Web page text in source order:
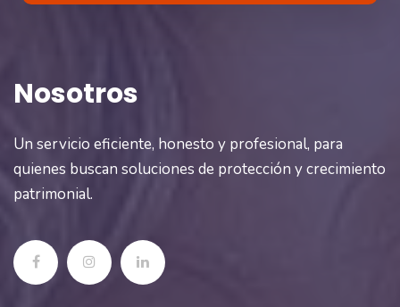
Nosotros
Un servicio eficiente, honesto y profesional, para
quienes buscan soluciones de protección y crecimiento
patrimonial.